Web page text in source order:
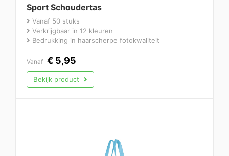
Sport Schoudertas
Vanaf 50 stuks
Verkrijgbaar in 12 kleuren
Bedrukking in haarscherpe fotokwaliteit
Vanaf € 5,95
Bekijk product